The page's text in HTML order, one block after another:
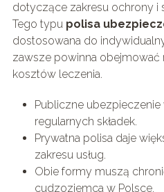
dotyczące zakresu ochrony i
Tego typu polisa
dostosowana do
zawsze powinna
kosztów leczenia.
Publiczne ubezpieczenie
regularnych składek.
Prywatna polisa daje
zakresu usług.
Obie formy muszą
cudzoziemca w Polsce.